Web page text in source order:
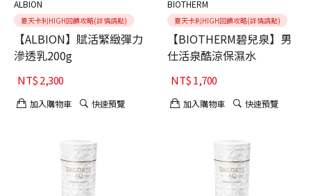
ALBION
夏天卡利HIGH回饋攻略(詳情請點)
【ALBION】賦活緊緻彈力
滲透乳200g
NT$2,300
加入購物車 快速預覽
BIOTHERM
夏天卡利HIGH回饋攻略(詳情請點)
【BIOTHERM碧兒泉】男
仕活泉酷涼保濕水
NT$1,700
加入購物車 快速預覽